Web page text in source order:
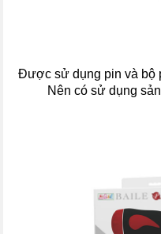
Được sử dụng pin và bộ
Nên có sử dụng